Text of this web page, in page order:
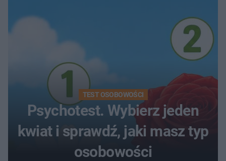
TEST OSOBOWOŚCI
Psychotest. Wybierz jeden
kwiat i sprawdź, jaki masz typ
osobowości